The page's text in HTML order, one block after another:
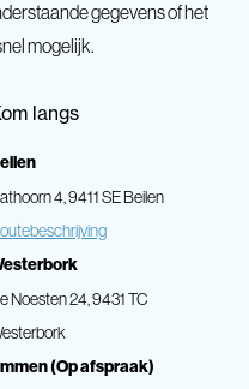
gegevens of het
mogelijk.
langs
4, 9411 SE Beilen
Noesten 24, 9431 TC
(Op afspraak)